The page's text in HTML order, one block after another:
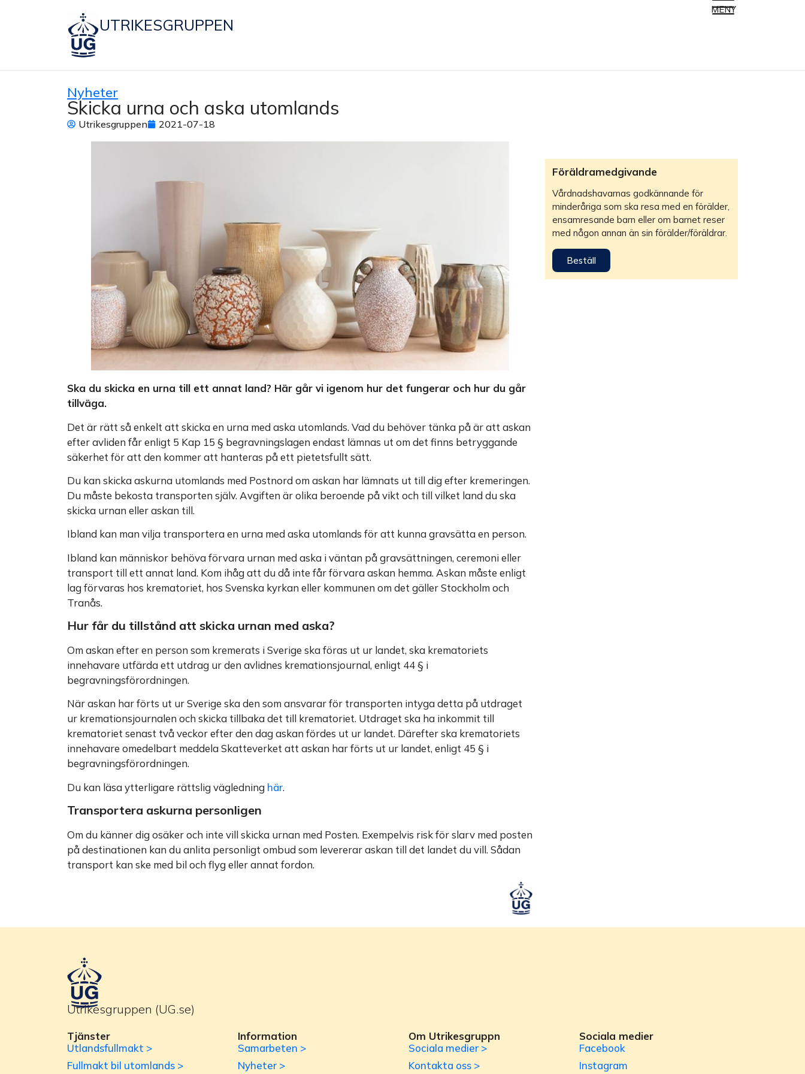
UTRIKESGRUPPEN
MENY
Nyheter
Skicka urna och aska utomlands
Utrikesgruppen 2021-07-18
Ska du skicka en urna till ett annat land? Här går vi igenom hur det fungerar och hur du går
tillväga.
Det är rätt så enkelt att skicka en urna med aska utomlands. Vad du behöver tänka på är att askan
efter avliden får enligt 5 Kap 15 § begravningslagen endast lämnas ut om det finns betryggande
säkerhet för att den kommer att hanteras på ett pietetsfullt sätt.
Du kan skicka askurna utomlands med Postnord om askan har lämnats ut till dig efter kremeringen.
Du måste bekosta transporten själv. Avgiften är olika beroende på vikt och till vilket land du ska
skicka urnan eller askan till.
Ibland kan man vilja transportera en urna med aska utomlands för att kunna gravsätta en person.
Ibland kan människor behöva förvara urnan med aska i väntan på gravsättningen, ceremoni eller
transport till ett annat land. Kom ihåg att du då inte får förvara askan hemma. Askan måste enligt
lag förvaras hos krematoriet, hos Svenska kyrkan eller kommunen om det gäller Stockholm och
Tranås.
Hur får du tillstånd att skicka urnan med aska?
Om askan efter en person som kremerats i Sverige ska föras ut ur landet, ska krematoriets
innehavare utfärda ett utdrag ur den avlidnes kremationsjournal, enligt 44 § i
begravningsförordningen.
När askan har förts ut ur Sverige ska den som ansvarar för transporten intyga detta på utdraget
ur kremationsjournalen och skicka tillbaka det till krematoriet. Utdraget ska ha inkommit till
krematoriet senast två veckor efter den dag askan fördes ut ur landet. Därefter ska krematoriets
innehavare omedelbart meddela Skatteverket att askan har förts ut ur landet, enligt 45 § i
begravningsförordningen.
Du kan läsa ytterligare rättslig vägledning här.
Transportera askurna personligen
Om du känner dig osäker och inte vill skicka urnan med Posten. Exempelvis risk för slarv med posten
på destinationen kan du anlita personligt ombud som levererar askan till det landet du vill. Sådan
transport kan ske med bil och flyg eller annat fordon.
Föräldramedgivande
Vårdnadshavarnas godkännande för
minderåriga som ska resa med en förälder,
ensamresande barn eller om barnet reser
med någon annan än sin förälder/föräldrar.
Beställ
Utrikesgruppen (UG.se)
Tjänster
Utlandsfullmakt >
Fullmakt bil utomlands >
Information
Samarbeten >
Nyheter >
Om Utrikesgruppn
Sociala medier >
Kontakta oss >
Sociala medier
Facebook
Instagram